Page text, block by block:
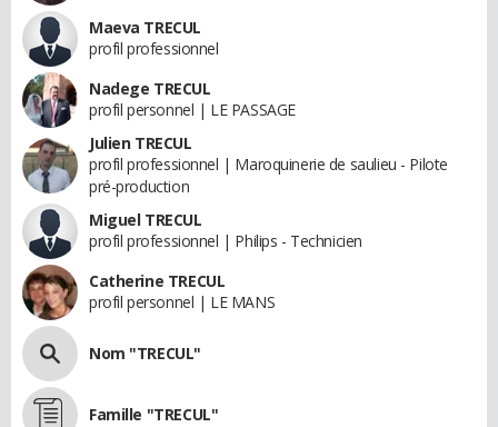
Maeva TRECUL
profil professionnel
Nadege TRECUL
profil personnel | LE PASSAGE
Julien TRECUL
profil professionnel | Maroquinerie de saulieu - Pilote
pré-production
Miguel TRECUL
profil professionnel | Philips - Technicien
Catherine TRECUL
profil personnel | LE MANS
Nom "TRECUL"
Famille "TRECUL"